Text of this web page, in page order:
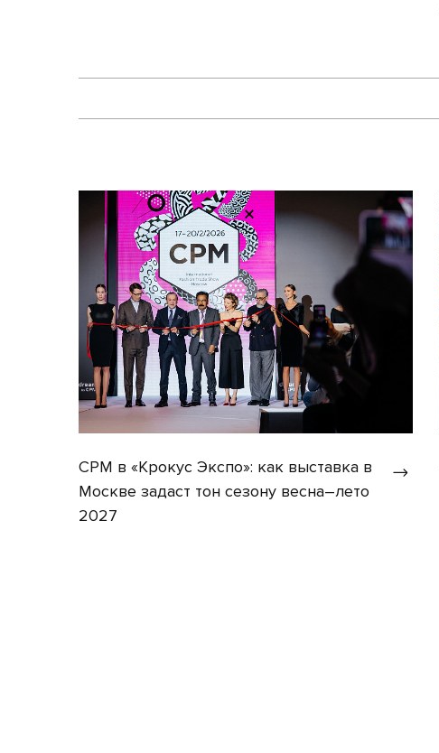
CPM в «Крокус Экспо»: как выставка в
Москве задаст тон сезону весна–лето
2027